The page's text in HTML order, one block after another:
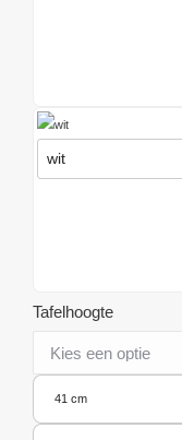
wit
Tafelhoogte
41 cm